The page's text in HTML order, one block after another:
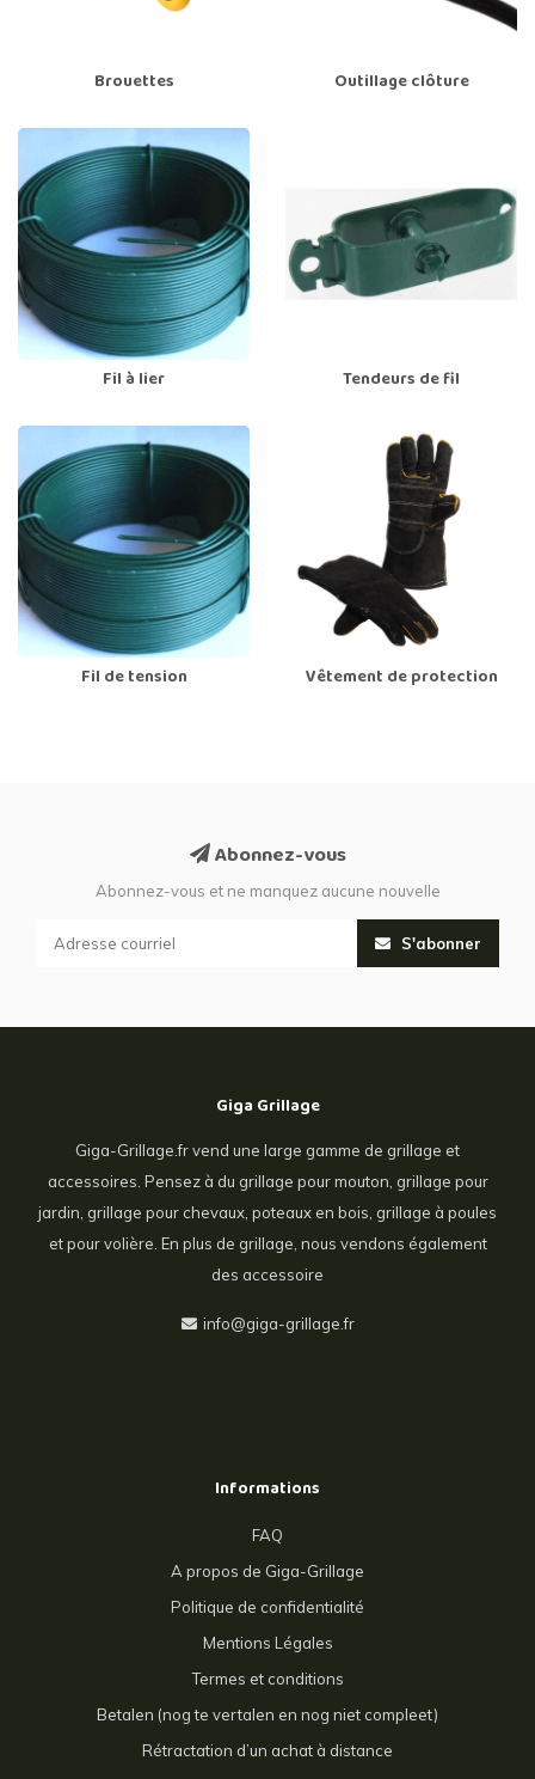
Brouettes Outillage clôture
Fil à lier Tendeurs de fil
Fil de tension Vêtement de protection
Abonnez-vous
Abonnez-vous et ne manquez aucune nouvelle
S'abonner
Giga Grillage
Giga-Grillage.fr vend une large gamme de grillage et
accessoires. Pensez à du grillage pour mouton, grillage pour
jardin, grillage pour chevaux, poteaux en bois, grillage à poules
et pour volière. En plus de grillage, nous vendons également
des accessoire
info@giga-grillage.fr
Informations
FAQ
A propos de Giga-Grillage
Politique de confidentialité
Mentions Légales
Termes et conditions
Betalen (nog te vertalen en nog niet compleet)
Rétractation d’un achat à distance